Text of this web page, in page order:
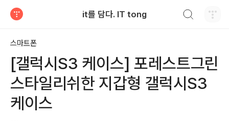
it를 담다. IT tong
스마트폰
[갤럭시S3 케이스] 포레스트그린
스타일리쉬한 지갑형 갤럭시S3
케이스